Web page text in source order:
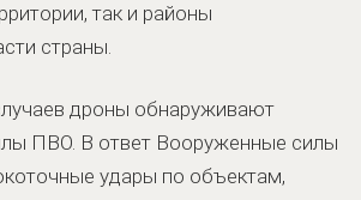
так и районы
страны.
дроны обнаруживают
ПВО. В ответ Вооруженные силы
удары по объектам,